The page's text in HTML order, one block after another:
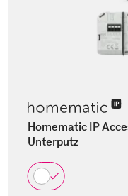
Homematic IP
Unterputz